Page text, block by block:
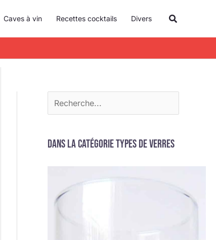
Caves à vin Recettes cocktails Divers
c
h
e
Dans la catégorie Types de verres